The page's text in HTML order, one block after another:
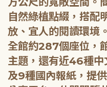
自然綠植點綴，搭配
放、宜人的閱讀環境。
全館約287個座位，
主題，還有近46種
及9種國內報紙，提